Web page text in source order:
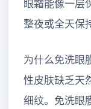
眼霜能像一层
整夜或全天保
为什么免洗眼
性皮肤缺乏天
细纹。免洗眼